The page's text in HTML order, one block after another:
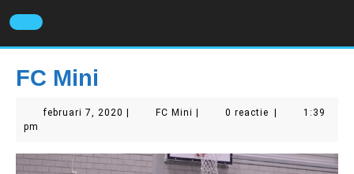
Open
knop
FC Mini
februari 7, 2020 februariFC Mini FC
0 reactie
1:39
pm